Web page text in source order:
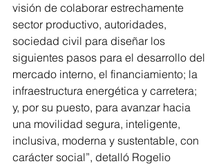
visión de colaborar estrechamente
sector productivo, autoridades,
sociedad civil para diseñar los
siguientes pasos para el desarrollo del
mercado interno, el financiamiento; la
infraestructura energética y carretera;
y, por su puesto, para avanzar hacia
una movilidad segura, inteligente,
inclusiva, moderna y sustentable, con
carácter social”, detalló Rogelio